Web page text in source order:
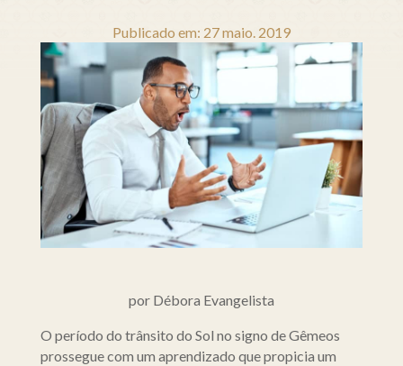
Publicado em: 27 maio. 2019
por Débora Evangelista
O período do trânsito do Sol no signo de Gêmeos
prossegue com um aprendizado que propicia um